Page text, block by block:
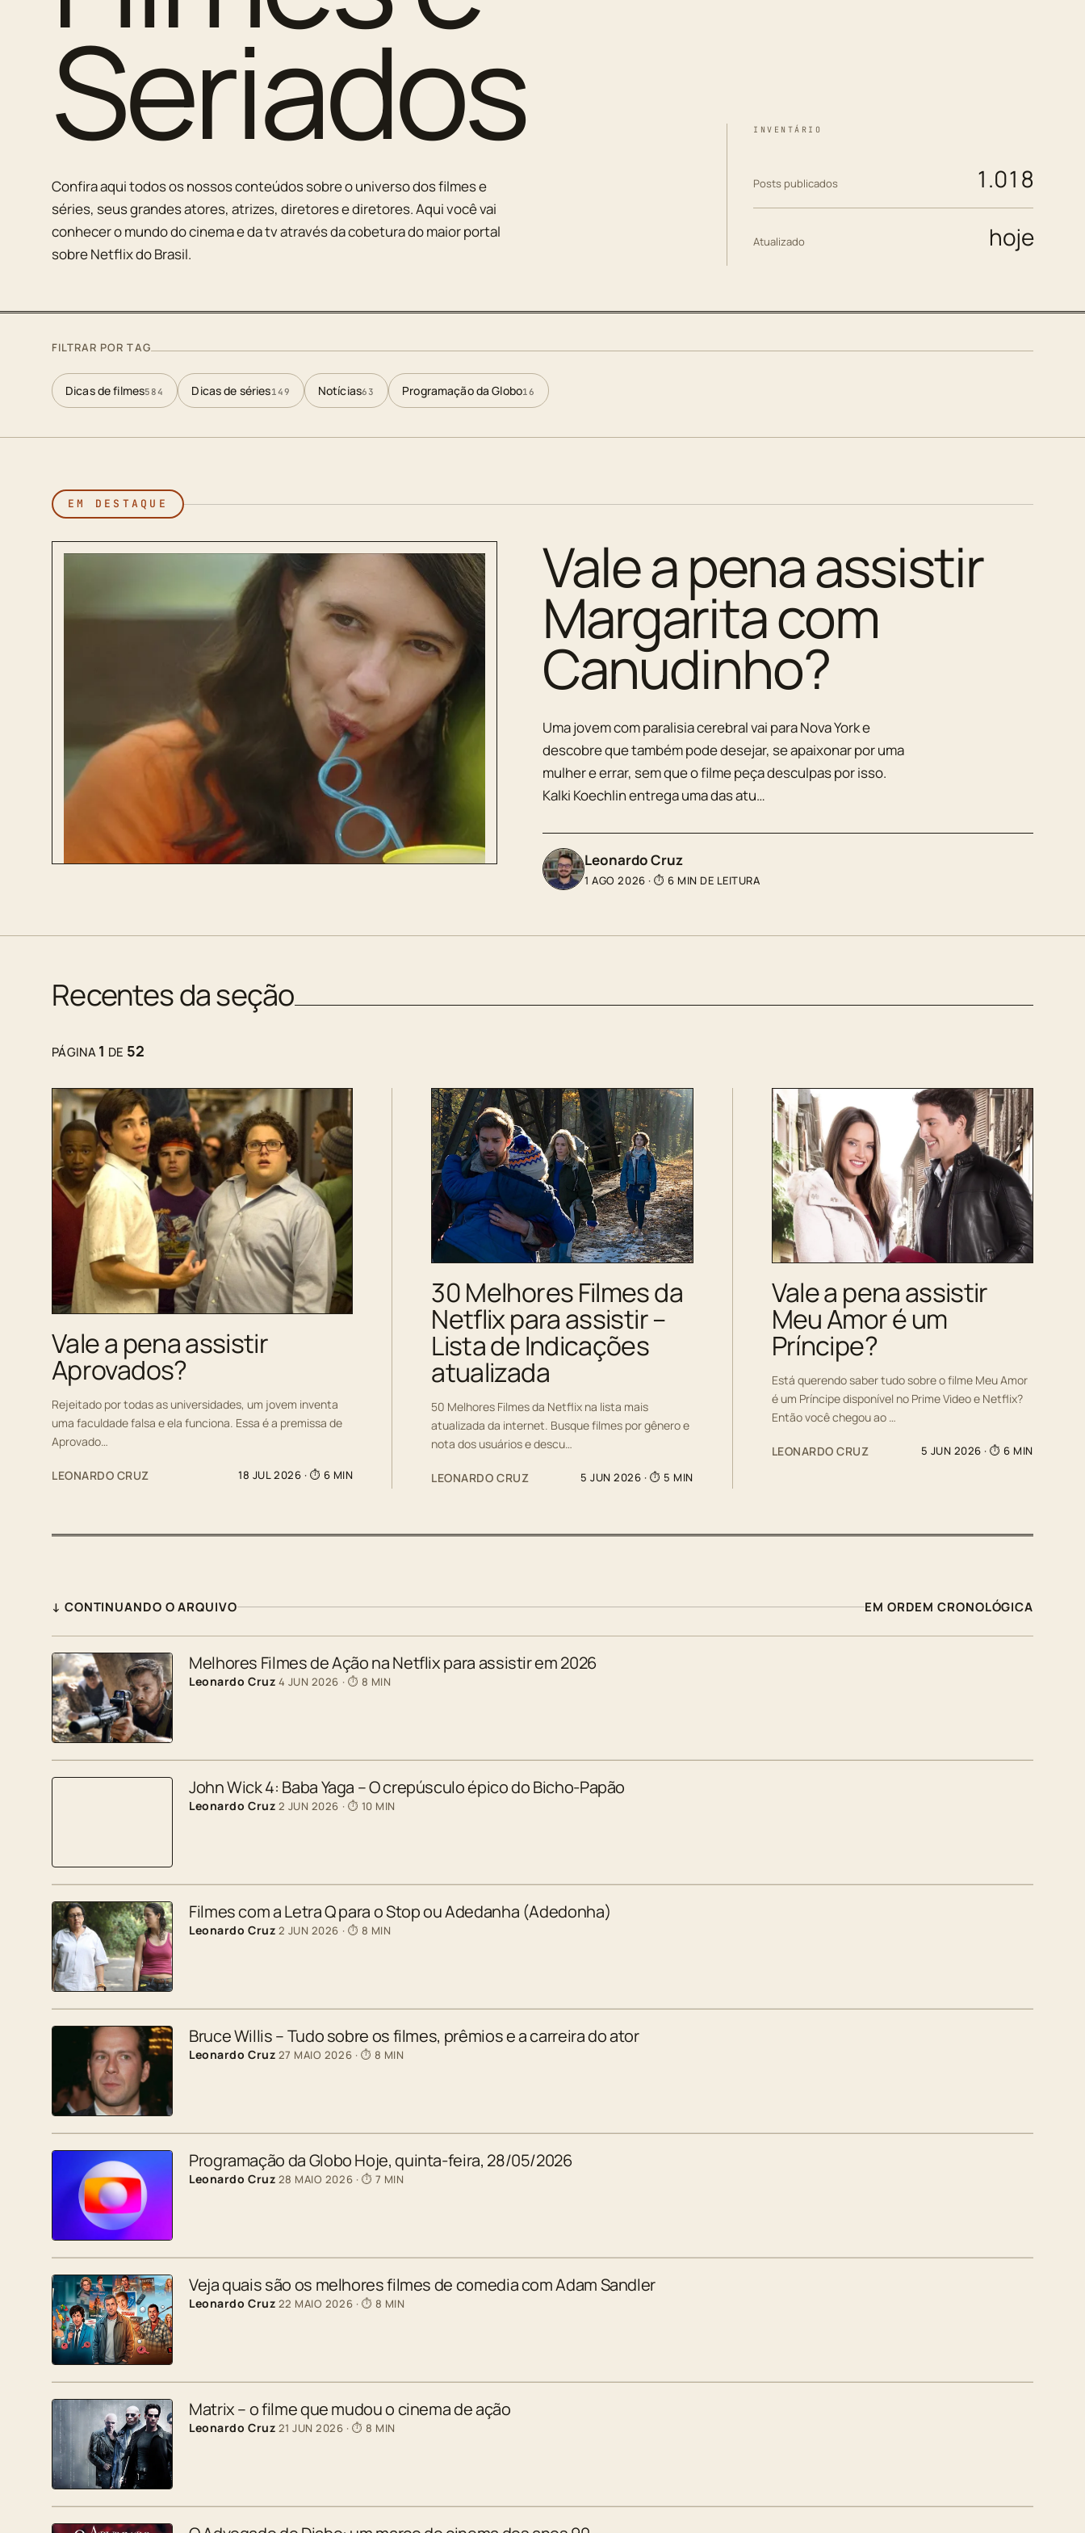
Seriados
Confira aqui todos os nossos conteúdos sobre o universo dos filmes e
séries, seus grandes atores, atrizes, diretores e diretores. Aqui você vai
conhecer o mundo do cinema e da tv através da cobetura do maior portal
sobre Netflix do Brasil.
INVENTÁRIO
Posts publicados 1.018
Atualizado hoje
FILTRAR POR TAG
Dicas de filmes584 Dicas de séries149 Notícias63 Programação da Globo16
EM DESTAQUE
Vale a pena assistir
Margarita com
Canudinho?
Uma jovem com paralisia cerebral vai para Nova York e
descobre que também pode desejar, se apaixonar por uma
mulher e errar, sem que o filme peça desculpas por isso.
Kalki Koechlin entrega uma das atu…
Leonardo Cruz
1 AGO 2026 ·⏱ 6 MIN DE LEITURA
Recentes da seção
PÁGINA1 DE 52
Vale a pena assistir
Aprovados?
Rejeitado por todas as universidades, um jovem inventa
uma faculdade falsa e ela funciona. Essa é a premissa de
Aprovado…
LEONARDO CRUZ 18 JUL 2026 · ⏱ 6 MIN
30 Melhores Filmes da
Netflix para assistir –
Lista de Indicações
atualizada
50 Melhores Filmes da Netflix na lista mais
atualizada da internet. Busque filmes por gênero e
nota dos usuários e descu…
LEONARDO CRUZ 5 JUN 2026 · ⏱ 5 MIN
Vale a pena assistir
Meu Amor é um
Príncipe?
Está querendo saber tudo sobre o filme Meu Amor
é um Príncipe disponível no Prime Video e Netflix?
Então você chegou ao …
LEONARDO CRUZ 5 JUN 2026 · ⏱ 6 MIN
↓ CONTINUANDO O ARQUIVO EM ORDEM CRONOLÓGICA
Melhores Filmes de Ação na Netflix para assistir em 2026
Leonardo Cruz 4 JUN 2026 · ⏱ 8 MIN
John Wick 4: Baba Yaga – O crepúsculo épico do Bicho-Papão
Leonardo Cruz 2 JUN 2026 · ⏱ 10 MIN
Filmes com a Letra Q para o Stop ou Adedanha (Adedonha)
Leonardo Cruz 2 JUN 2026 · ⏱ 8 MIN
Bruce Willis – Tudo sobre os filmes, prêmios e a carreira do ator
Leonardo Cruz 27 MAIO 2026 · ⏱ 8 MIN
Programação da Globo Hoje, quinta-feira, 28/05/2026
Leonardo Cruz 28 MAIO 2026 · ⏱ 7 MIN
Veja quais são os melhores filmes de comedia com Adam Sandler
Leonardo Cruz 22 MAIO 2026 · ⏱ 8 MIN
Matrix – o filme que mudou o cinema de ação
Leonardo Cruz 21 JUN 2026 · ⏱ 8 MIN